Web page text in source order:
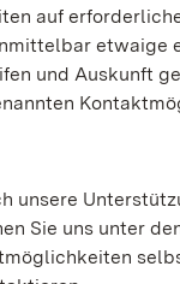
auf
etwaige
und Auskunft
unsere
Sie uns unter